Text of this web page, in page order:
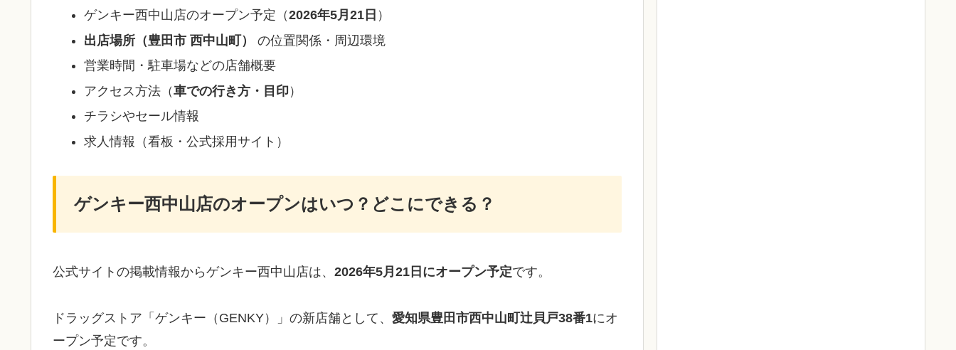
ゲンキー西中山店のオープン予定（2026年5月21日 ）
出店場所（豊田市 西中山町）
の位置関係・周辺環境
営業時間・駐車場などの店舗概要
アクセス方法（車での行き方・目印 ）
チラシやセール情報
求人情報（看板・公式採用サイト）
ゲンキー西中山店のオープンはいつ？どこにできる？
公式サイトの掲載情報からゲンキー西中山店は、 2026年5月21日にオープン予定です。
ドラッグストア「ゲンキー（GENKY）」の新店舗として、 愛知県豊田市西中山町辻貝戸38番1にオ
ープン予定です。